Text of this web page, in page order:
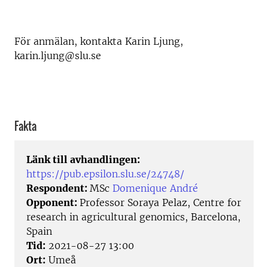
För anmälan, kontakta Karin Ljung,
karin.ljung@slu.se
Fakta
Länk till avhandlingen:
https://pub.epsilon.slu.se/24748/
Respondent: MSc Domenique André
Opponent: Professor Soraya Pelaz, Centre for
research in agricultural genomics, Barcelona,
Spain
Tid: 2021-08-27 13:00
Ort: Umeå